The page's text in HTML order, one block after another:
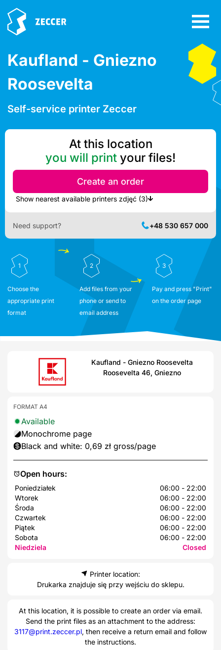
Kaufland - Gniezno
Roosevelta
Self-service printer Zeccer
At this location
you will print your files!
Create an order
Show nearest available printers zdjęć (3)
Need support? +48 530 657 000
1
Choose the
appropriate print
format
2
Add files from your
phone or send to
email address
3
Pay and press "Print"
on the order page
Kaufland - Gniezno Roosevelta
Roosevelta 46, Gniezno
Open hours:
Poniedziałek
06:00 - 22:00
Wtorek
06:00 - 22:00
Środa
06:00 - 22:00
Czwartek
06:00 - 22:00
Piątek
06:00 - 22:00
Sobota
06:00 - 22:00
Niedziela
Closed
FORMAT A4
Available
Monochrome page
Black and white: 0,69 zł gross/page
Printer location:
Drukarka znajduje się przy wejściu do sklepu.
At this location, it is possible to create an order via email.
Send the print files as an attachment to the address:
3117@print.zeccer.pl, then receive a return email and follow
the instructions.